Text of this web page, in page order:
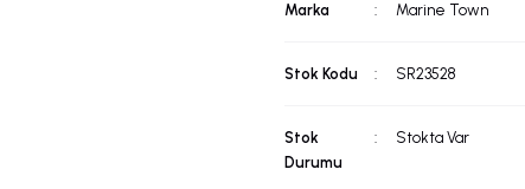
Marka Marine Town
Stok Kodu SR23528
Stok
Durumu
Stokta Var